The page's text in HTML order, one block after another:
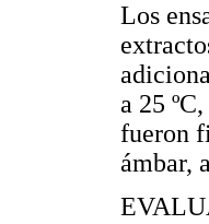
Los
a 25
fueron
ámbar,